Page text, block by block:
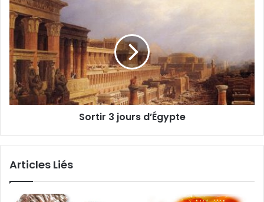
Sortir 3 jours d’Égypte
Articles Liés